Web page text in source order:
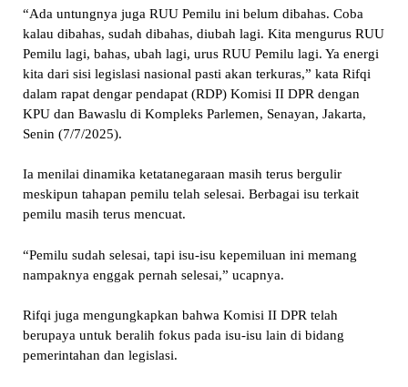
“Ada untungnya juga RUU Pemilu ini belum dibahas. Coba
kalau dibahas, sudah dibahas, diubah lagi. Kita mengurus RUU
Pemilu lagi, bahas, ubah lagi, urus RUU Pemilu lagi. Ya energi
kita dari sisi legislasi nasional pasti akan terkuras,” kata Rifqi
dalam rapat dengar pendapat (RDP) Komisi II DPR dengan
KPU dan Bawaslu di Kompleks Parlemen, Senayan, Jakarta,
Senin (7/7/2025).
Ia menilai dinamika ketatanegaraan masih terus bergulir
meskipun tahapan pemilu telah selesai. Berbagai isu terkait
pemilu masih terus mencuat.
“Pemilu sudah selesai, tapi isu-isu kepemiluan ini memang
nampaknya enggak pernah selesai,” ucapnya.
Rifqi juga mengungkapkan bahwa Komisi II DPR telah
berupaya untuk beralih fokus pada isu-isu lain di bidang
pemerintahan dan legislasi.